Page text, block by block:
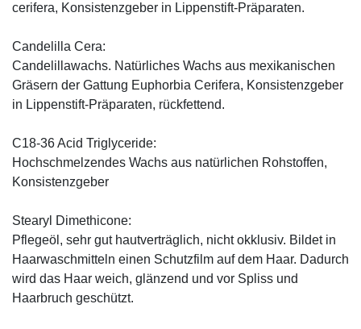
cerifera, Konsistenzgeber in Lippenstift-Präparaten.
Candelilla Cera:
Candelillawachs. Natürliches Wachs aus mexikanischen
Gräsern der Gattung Euphorbia Cerifera, Konsistenzgeber
in Lippenstift-Präparaten, rückfettend.
C18-36 Acid Triglyceride:
Hochschmelzendes Wachs aus natürlichen Rohstoffen,
Konsistenzgeber
Stearyl Dimethicone:
Pflegeöl, sehr gut hautverträglich, nicht okklusiv. Bildet in
Haarwaschmitteln einen Schutzfilm auf dem Haar. Dadurch
wird das Haar weich, glänzend und vor Spliss und
Haarbruch geschützt.